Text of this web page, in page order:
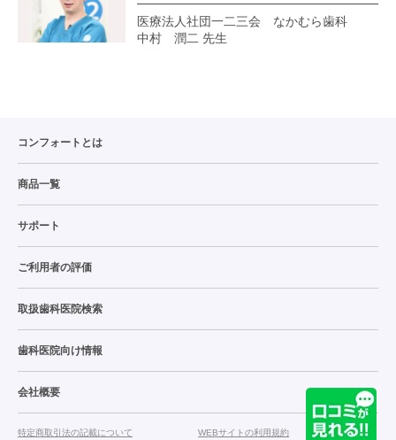
医療法人社団一二三会 なかむら歯科
中村 潤二 先生
コンフォートとは
商品一覧
サポート
ご利用者の評価
取扱歯科医院検索
歯科医院向け情報
会社概要
特定商取引法の記載について WEBサイトの利用規約